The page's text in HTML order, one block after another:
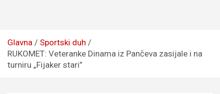
Glavna
Sportski duh
RUKOMET: Veteranke Dinama iz Pančeva zasijale i na
turniru „Fijaker stari”